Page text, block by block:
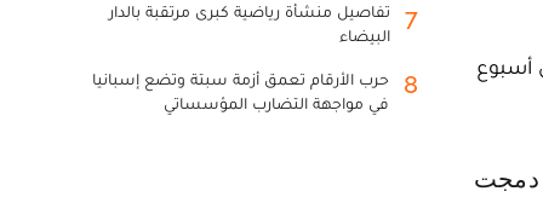
ضمن أسبوع
7
تفاصيل منشأة رياضية كبرى مرتقبة بالدار
البيضاء
8
حرب الأرقام تعمق أزمة سبتة وتضع إسبانيا
في مواجهة التضارب المؤسساتي